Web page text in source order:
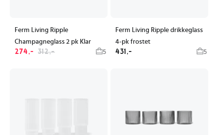
Ferm Living Ripple
Champagneglass 2 pk Klar
274,- 312,- 5
Ferm Living Ripple drikkeglass
4-pk frostet
431,- 5